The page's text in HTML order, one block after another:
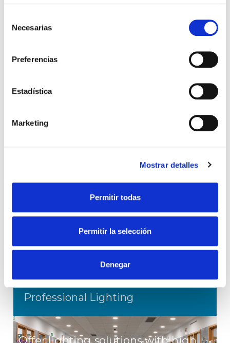
Necesarias
Preferencias
Estadística
Marketing
Mostrar detalles
Permitir todas
Permitir la selección
Denegar
Optimize efficiency and
consumption
Professional Lighting
Offer lighting solutions with high